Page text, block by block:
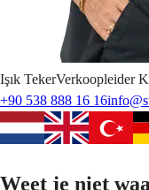
Işık TekerVerkoopleider
+90 538 888 16 16
Weet je niet